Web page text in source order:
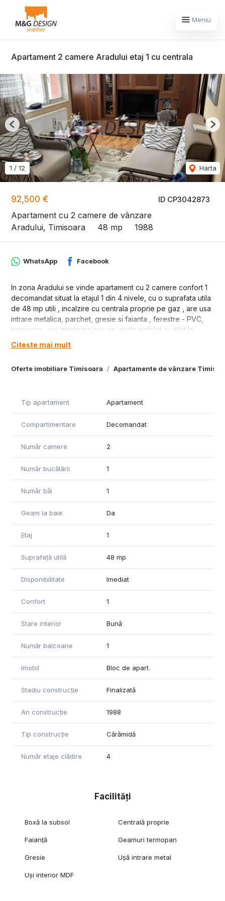
Meniu
Apartament 2 camere Aradului etaj 1 cu centrala
ID CP3042873
92,500 €
Apartament cu 2 camere de vânzare
Aradului, Timisoara
48 mp 1988
1 / 12 Harta
Previous
Oferte imobiliare Timisoara Apartamente de vânzare
WhatsApp Facebook
In zona Aradului se vinde apartament cu 2 camere confort 1
decomandat situat la etajul 1 din 4 nivele, cu o suprafata utila
de 48 mp utili , incalzire cu centrala proprie pe gaz , are usa
intrare metalica, parchet, gresie si faianta , ferestre - PVC,
termopan , usi interioare noi, se vinde mobilat si utilat la
pretul de 92.500 euro.
Citește mai mult
Tip apartament Apartament
Compartimentare Decomandat
Număr camere 2
Număr bucătării 1
Număr băi 1
Geam la baie Da
Etaj 1
Suprafață utilă 48 mp
Disponibilitate Imediat
Confort 1
Stare interior Bună
Număr balcoane 1
Imobil Bloc de apart.
Stadiu construcție Finalizată
An construcție 1988
Tip construcție Cărămidă
Număr etaje clădire 4
Facilități
Boxă la subsol Centrală proprie
Faianță Geamuri termopan
Gresie Ușă intrare metal
Uși interior MDF